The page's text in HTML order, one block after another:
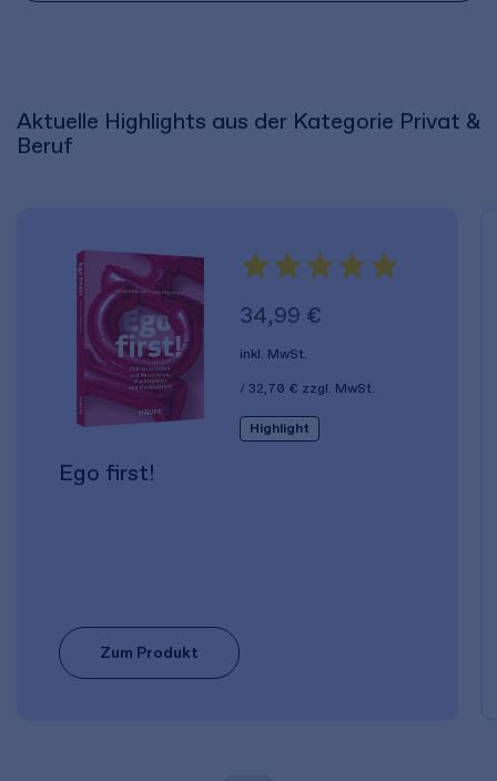
Aktuelle Highlights aus der Kategorie Privat &
Beruf
34,99 €
inkl. MwSt.
32,70 € zzgl. MwSt.
Highlight
Ego first!
Zum Produkt